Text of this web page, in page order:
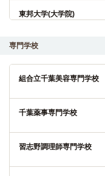
東邦大学(大学院)
千葉工業大学(津田沼キャ
千葉工業大学(大学院)
日本大学短期大学部(船橋
日本大学(理工学部 船橋キ
専門学校
組合立千葉美容専門学校
千葉薬事専門学校
習志野調理師専門学校